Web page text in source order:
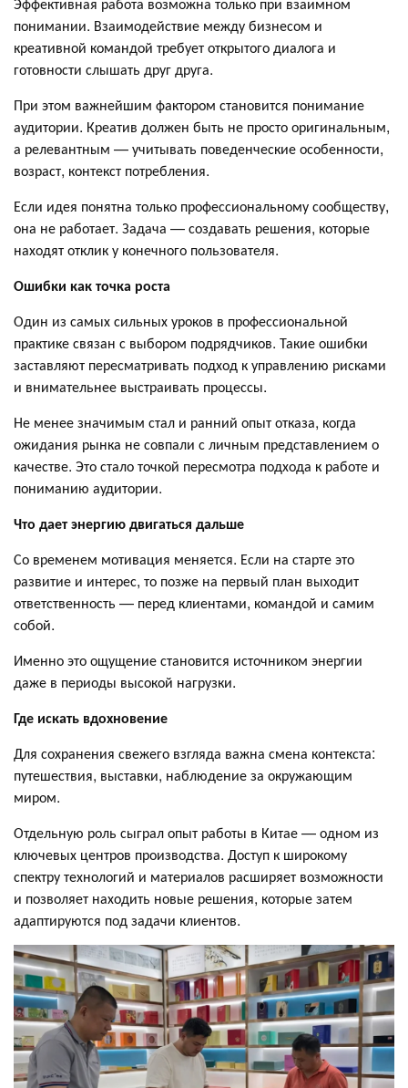
понимании. Взаимодействие между бизнесом и
креативной командой требует открытого диалога и
готовности слышать друг друга.
При этом важнейшим фактором становится понимание
аудитории. Креатив должен быть не просто оригинальным,
а релевантным — учитывать поведенческие особенности,
возраст, контекст потребления.
Если идея понятна только профессиональному сообществу,
она не работает. Задача — создавать решения, которые
находят отклик у конечного пользователя.
Ошибки как точка роста
Один из самых сильных уроков в профессиональной
практике связан с выбором подрядчиков. Такие ошибки
заставляют пересматривать подход к управлению рисками
и внимательнее выстраивать процессы.
Не менее значимым стал и ранний опыт отказа, когда
ожидания рынка не совпали с личным представлением о
качестве. Это стало точкой пересмотра подхода к работе и
пониманию аудитории.
Что дает энергию двигаться дальше
Со временем мотивация меняется. Если на старте это
развитие и интерес, то позже на первый план выходит
ответственность — перед клиентами, командой и самим
собой.
Именно это ощущение становится источником энергии
даже в периоды высокой нагрузки.
Где искать вдохновение
Для сохранения свежего взгляда важна смена контекста:
путешествия, выставки, наблюдение за окружающим
миром.
Отдельную роль сыграл опыт работы в Китае — одном из
ключевых центров производства. Доступ к широкому
спектру технологий и материалов расширяет возможности
и позволяет находить новые решения, которые затем
адаптируются под задачи клиентов.